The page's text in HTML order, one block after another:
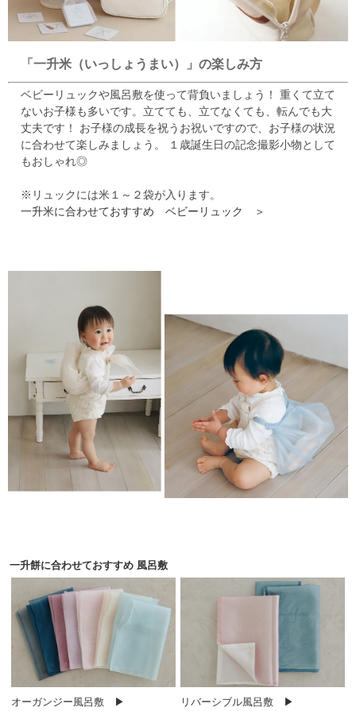
「一升米（いっしょうまい）」の楽しみ方
ベビーリュックや風呂敷を使って背負いましょう！
重くて立て
ないお子様も多いです。立てても、立てなくても、転んでも大
丈夫です！
お子様の成長を祝うお祝いですので、お子様の状況
に合わせて楽しみましょう。
１歳誕生日の記念撮影小物として
もおしゃれ◎
※リュックには米１～２袋が入ります。
一升米に合わせておすすめ ベビーリュック ＞
一升餅に合わせておすすめ 風呂敷
オーガンジー風呂敷 ▶ リバーシブル風呂敷 ▶